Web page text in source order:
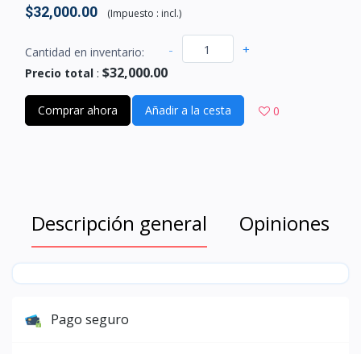
$32,000.00 (Impuesto : incl.)
Cantidad en inventario: - +
Precio total : $32,000.00
Comprar ahora Añadir a la cesta 0
Descripción general Opiniones
Pago seguro